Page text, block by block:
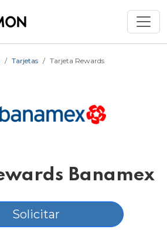
Tarjetas Tarjeta Rewards
Banamex
Solicitar